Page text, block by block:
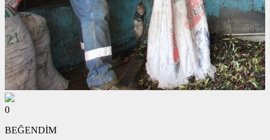
0
BEĞENDİM